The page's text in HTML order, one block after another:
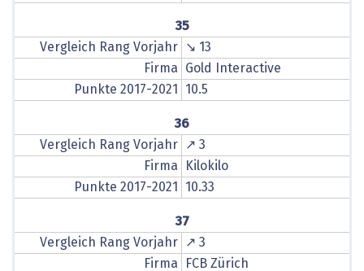
35
Vergleich Rang Vorjahr
↘ 13
Firma
Gold Interactive
Punkte 2017-2021
10.5
36
Vergleich Rang Vorjahr
↗ 3
Firma
Kilokilo
Punkte 2017-2021
10.33
37
Vergleich Rang Vorjahr
↗ 3
Firma
FCB Zürich